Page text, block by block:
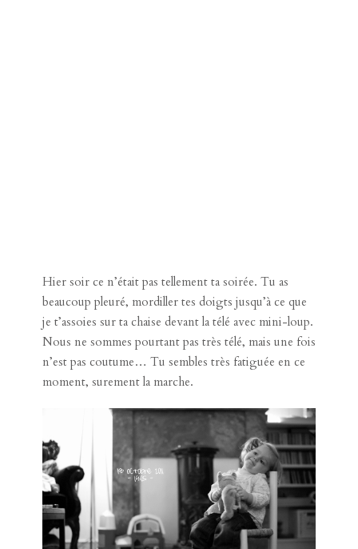
Hier soir ce n’était pas tellement ta soirée. Tu as
beaucoup pleuré, mordiller tes doigts jusqu’à ce que
je t’assoies sur ta chaise devant la télé avec mini-loup.
Nous ne sommes pourtant pas très télé, mais une fois
n’est pas coutume… Tu sembles très fatiguée en ce
moment, surement la marche.